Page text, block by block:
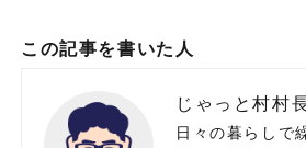
この記事を書いた人
じゃっと村村
日々の暮らしで